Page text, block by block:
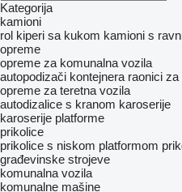
Kategorija
kamioni
rol kiperi sa kukom kamioni s
opreme
opreme za komunalna vozila
autopodizači kontejnera raonici za
оpremе za teretna vozila
autodizalice s kranom karoserije
karoserije platforme
prikolice
prikolice s niskom platformom
građevinske strojeve
komunalna vozila
komunalne mašine